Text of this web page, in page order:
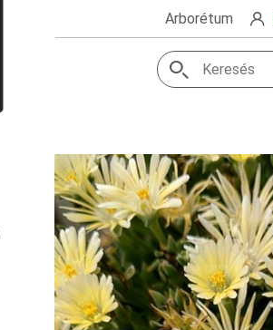
Arborétum